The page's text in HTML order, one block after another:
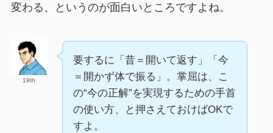
変わる、というのが面白いところですよね。
19th
要するに「昔＝開いて返す」「今
＝開かず体で振る」。掌屈は、こ
の“今の正解”を実現するための手首
の使い方、と押さえておけばOKで
すよ。